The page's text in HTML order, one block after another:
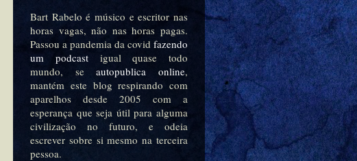
Bart Rabelo é músico e escritor nas
horas vagas, não nas horas pagas.
Passou a pandemia da covid fazendo
um podcastigual quase todo
mundo, seautopublica online,
mantém este blog respirando com
aparelhos desde 2005 com a
esperança que seja útil para alguma
civilização no futuro, e odeia
escrever sobre si mesmo na terceira
pessoa.